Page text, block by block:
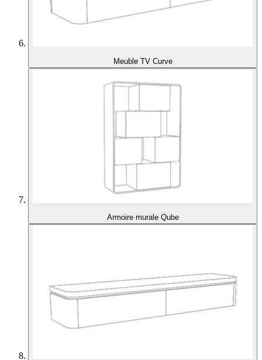
Meuble TV Curve
Armoire murale Qube